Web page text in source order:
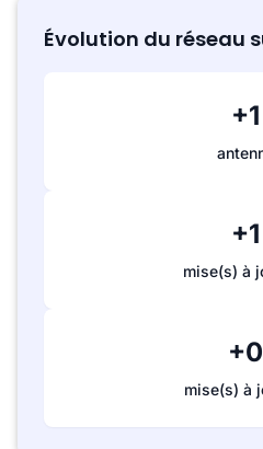
Évolution du réseau
+1
+1
mise(s) à
+0
mise(s) à